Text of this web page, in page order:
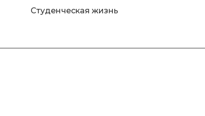
Студенческая жизнь